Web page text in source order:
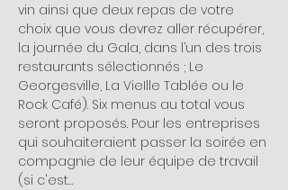
vin ainsi que deux repas de votre
choix que vous devrez aller récupérer,
la journée du Gala, dans l’un des trois
restaurants sélectionnés ; Le
Georgesville, La VieIlle Tablée ou le
Rock Café). Six menus au total vous
seront proposés. Pour les entreprises
qui souhaiteraient passer la soirée en
compagnie de leur équipe de travail
(si c'est…